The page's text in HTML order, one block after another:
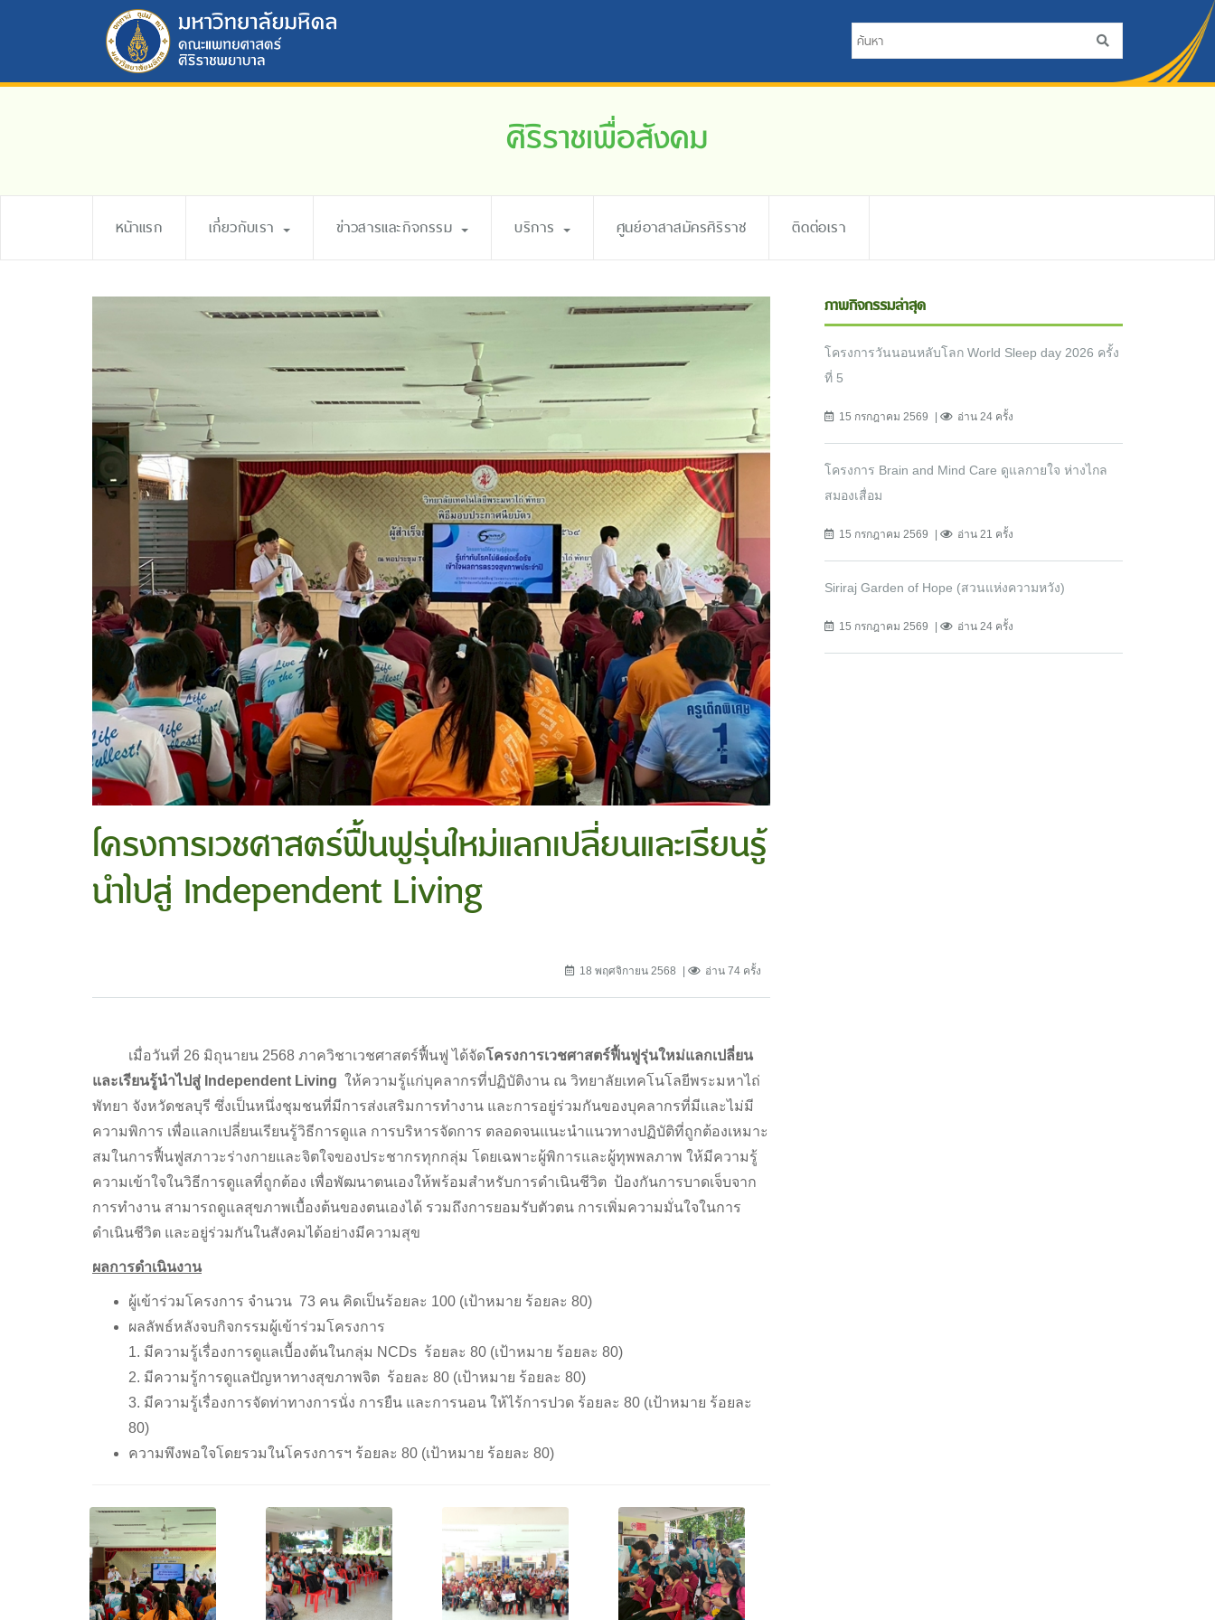
ศิริราชเพื่อสังคม
หน้าแรก เกี่ยวกับเรา ข่าวสารและกิจกรรม บริการ ศูนย์อาสาสมัครศิริราช ติดต่อเรา
โครงการเวชศาสตร์ฟื้นฟูรุ่นใหม่แลกเปลี่ยนและเรียนรู้
นำไปสู่ Independent Living
18 พฤศจิกายน 2568 อ่าน 74 ครั้ง
เมื่อวันที่ 26 มิถุนายน 2568 ภาควิชาเวชศาสตร์ฟื้นฟู ได้จัดโครงการเวชศาสตร์ฟื้นฟูรุ่นใหม่แลกเปลี่ยน
และเรียนรู้นำไปสู่ Independent Living ให้ความรู้แก่บุคลากรที่ปฏิบัติงาน ณ วิทยาลัยเทคโนโลยีพระมหาไถ่
พัทยา จังหวัดชลบุรี ซึ่งเป็นหนึ่งชุมชนที่มีการส่งเสริมการทำงาน และการอยู่ร่วมกันของบุคลากรที่มีและไม่มี
ความพิการ เพื่อแลกเปลี่ยนเรียนรู้วิธีการดูแล การบริหารจัดการ ตลอดจนแนะนำแนวทางปฏิบัติที่ถูกต้องเหมาะ
สมในการฟื้นฟูสภาวะร่างกายและจิตใจของประชากรทุกกลุ่ม โดยเฉพาะผู้พิการและผู้ทุพพลภาพ ให้มีความรู้
ความเข้าใจในวิธีการดูแลที่ถูกต้อง เพื่อพัฒนาตนเองให้พร้อมสำหรับการดำเนินชีวิต ป้องกันการบาดเจ็บจาก
การทำงาน สามารถดูแลสุขภาพเบื้องต้นของตนเองได้ รวมถึงการยอมรับตัวตน การเพิ่มความมั่นใจในการ
ดำเนินชีวิต และอยู่ร่วมกันในสังคมได้อย่างมีความสุข
ผลการดำเนินงาน
ผู้เข้าร่วมโครงการ จำนวน 73 คน คิดเป็นร้อยละ 100 (เป้าหมาย ร้อยละ 80)
ผลลัพธ์หลังจบกิจกรรมผู้เข้าร่วมโครงการ
1. มีความรู้เรื่องการดูแลเบื้องต้นในกลุ่ม NCDs ร้อยละ 80 (เป้าหมาย ร้อยละ 80)
2. มีความรู้การดูแลปัญหาทางสุขภาพจิต ร้อยละ 80 (เป้าหมาย ร้อยละ 80)
3. มีความรู้เรื่องการจัดท่าทางการนั่ง การยืน และการนอน ให้ไร้การปวด ร้อยละ 80 (เป้าหมาย ร้อยละ
80)
ความพึงพอใจโดยรวมในโครงการฯ ร้อยละ 80 (เป้าหมาย ร้อยละ 80)
ภาพกิจกรรมล่าสุด
โครงการวันนอนหลับโลก World Sleep day 2026 ครั้ง
ที่ 5
15 กรกฎาคม 2569 อ่าน 24 ครั้ง
โครงการ Brain and Mind Care ดูแลกายใจ ห่างไกล
สมองเสื่อม
15 กรกฎาคม 2569 อ่าน 21 ครั้ง
Siriraj Garden of Hope (สวนแห่งความหวัง)
15 กรกฎาคม 2569 อ่าน 24 ครั้ง